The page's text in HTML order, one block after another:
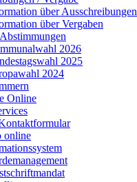
über Ausschreibungen
über Vergaben
2026
2025
2024
Online
online